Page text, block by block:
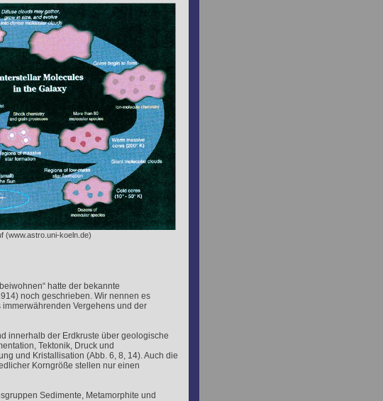
(www.astro.uni-koeln.de)
hatte der bekannte
noch geschrieben. Wir nennen es
Vergehens und der
innerhalb der Erdkruste über geologische
Tektonik, Druck und
und Kristallisation (Abb. 6, 8, 14). Auch die
Korngröße stellen nur einen
Sedimente, Metamorphite und